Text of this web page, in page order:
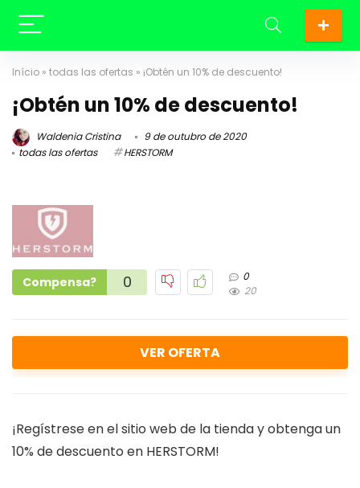
Início » todas las ofertas » ¡Obtén un 10% de descuento!
¡Obtén un 10% de descuento!
Waldenia Cristina
9 de outubro de 2020
todas las ofertas
HERSTORM
Compensa? 0
0
20
VER OFERTA
¡Regístrese en el sitio web de la tienda y obtenga un
10% de descuento en HERSTORM!